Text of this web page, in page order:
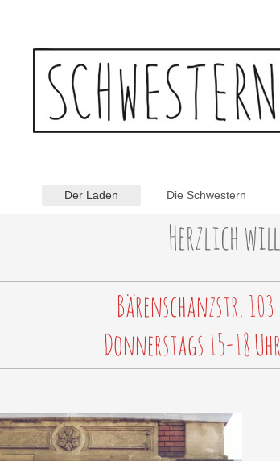
Der Laden Die Schwestern
Herzlich
Bärenschanzstr.
Donnerstags 15-18